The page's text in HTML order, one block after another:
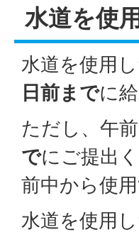
水道を使
水道を使用
日前までに
ただし、午
でにご提出
前中から使
水道を使用